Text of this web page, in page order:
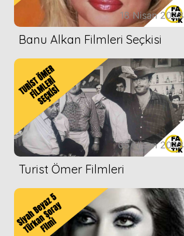
18 Nisan 2023
Banu Alkan Filmleri Seçkisi
05 Nisan 2023
Turist Ömer Filmleri